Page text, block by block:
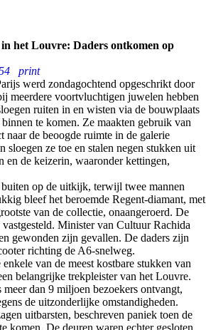
het Louvre: Daders ontkomen op
print
werd zondagochtend opgeschrikt door
meerdere voortvluchtigen juwelen hebben
ruiten in en wisten via de bouwplaats
te komen. Ze maakten gebruik van
naar de beoogde ruimte in de galerie
sloegen ze toe en stalen negen stukken uit
en de keizerin, waaronder kettingen,
op de uitkijk, terwijl twee mannen
bleef het beroemde Regent-diamant, met
van de collectie, onaangeroerd. De
Minister van Cultuur Rachida
gewonden zijn gevallen. De daders zijn
richting de A6-snelweg.
van de meest kostbare stukken van
belangrijke trekpleister van het Louvre.
dan 9 miljoen bezoekers ontvangt,
de uitzonderlijke omstandigheden.
uitbarsten, beschreven paniek toen de
komen. De deuren waren echter gesloten